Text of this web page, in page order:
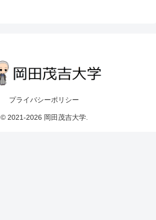
プライバシーポリシー
© 2021-2026 岡田茂吉大学.